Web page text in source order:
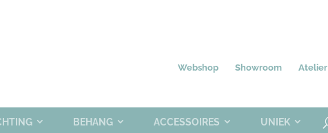
Webshop Showroom Atelier
BEHANG ACCESSOIRES UNIEK